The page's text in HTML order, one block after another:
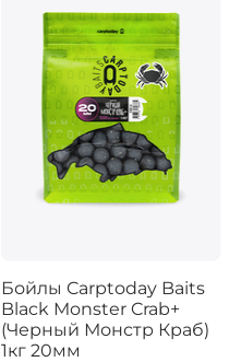
Бойлы Carptoday Baits
Black Monster Crab+
(Черный Монстр Краб)
1кг 20мм